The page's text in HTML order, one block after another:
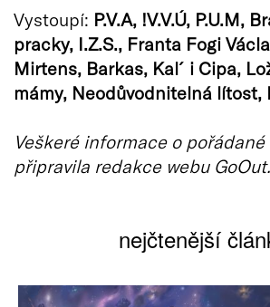
Vystoupí: P.V.A, !V.V.Ú, P.U.M,
pracky, I.Z.S., Franta Fogi
Mirtens, Barkas, Kal´i Cipa,
mámy, Neodůvodnitelná lítost,
Veškeré informace o
připravila redakce webu GoOut.
nejčtenější